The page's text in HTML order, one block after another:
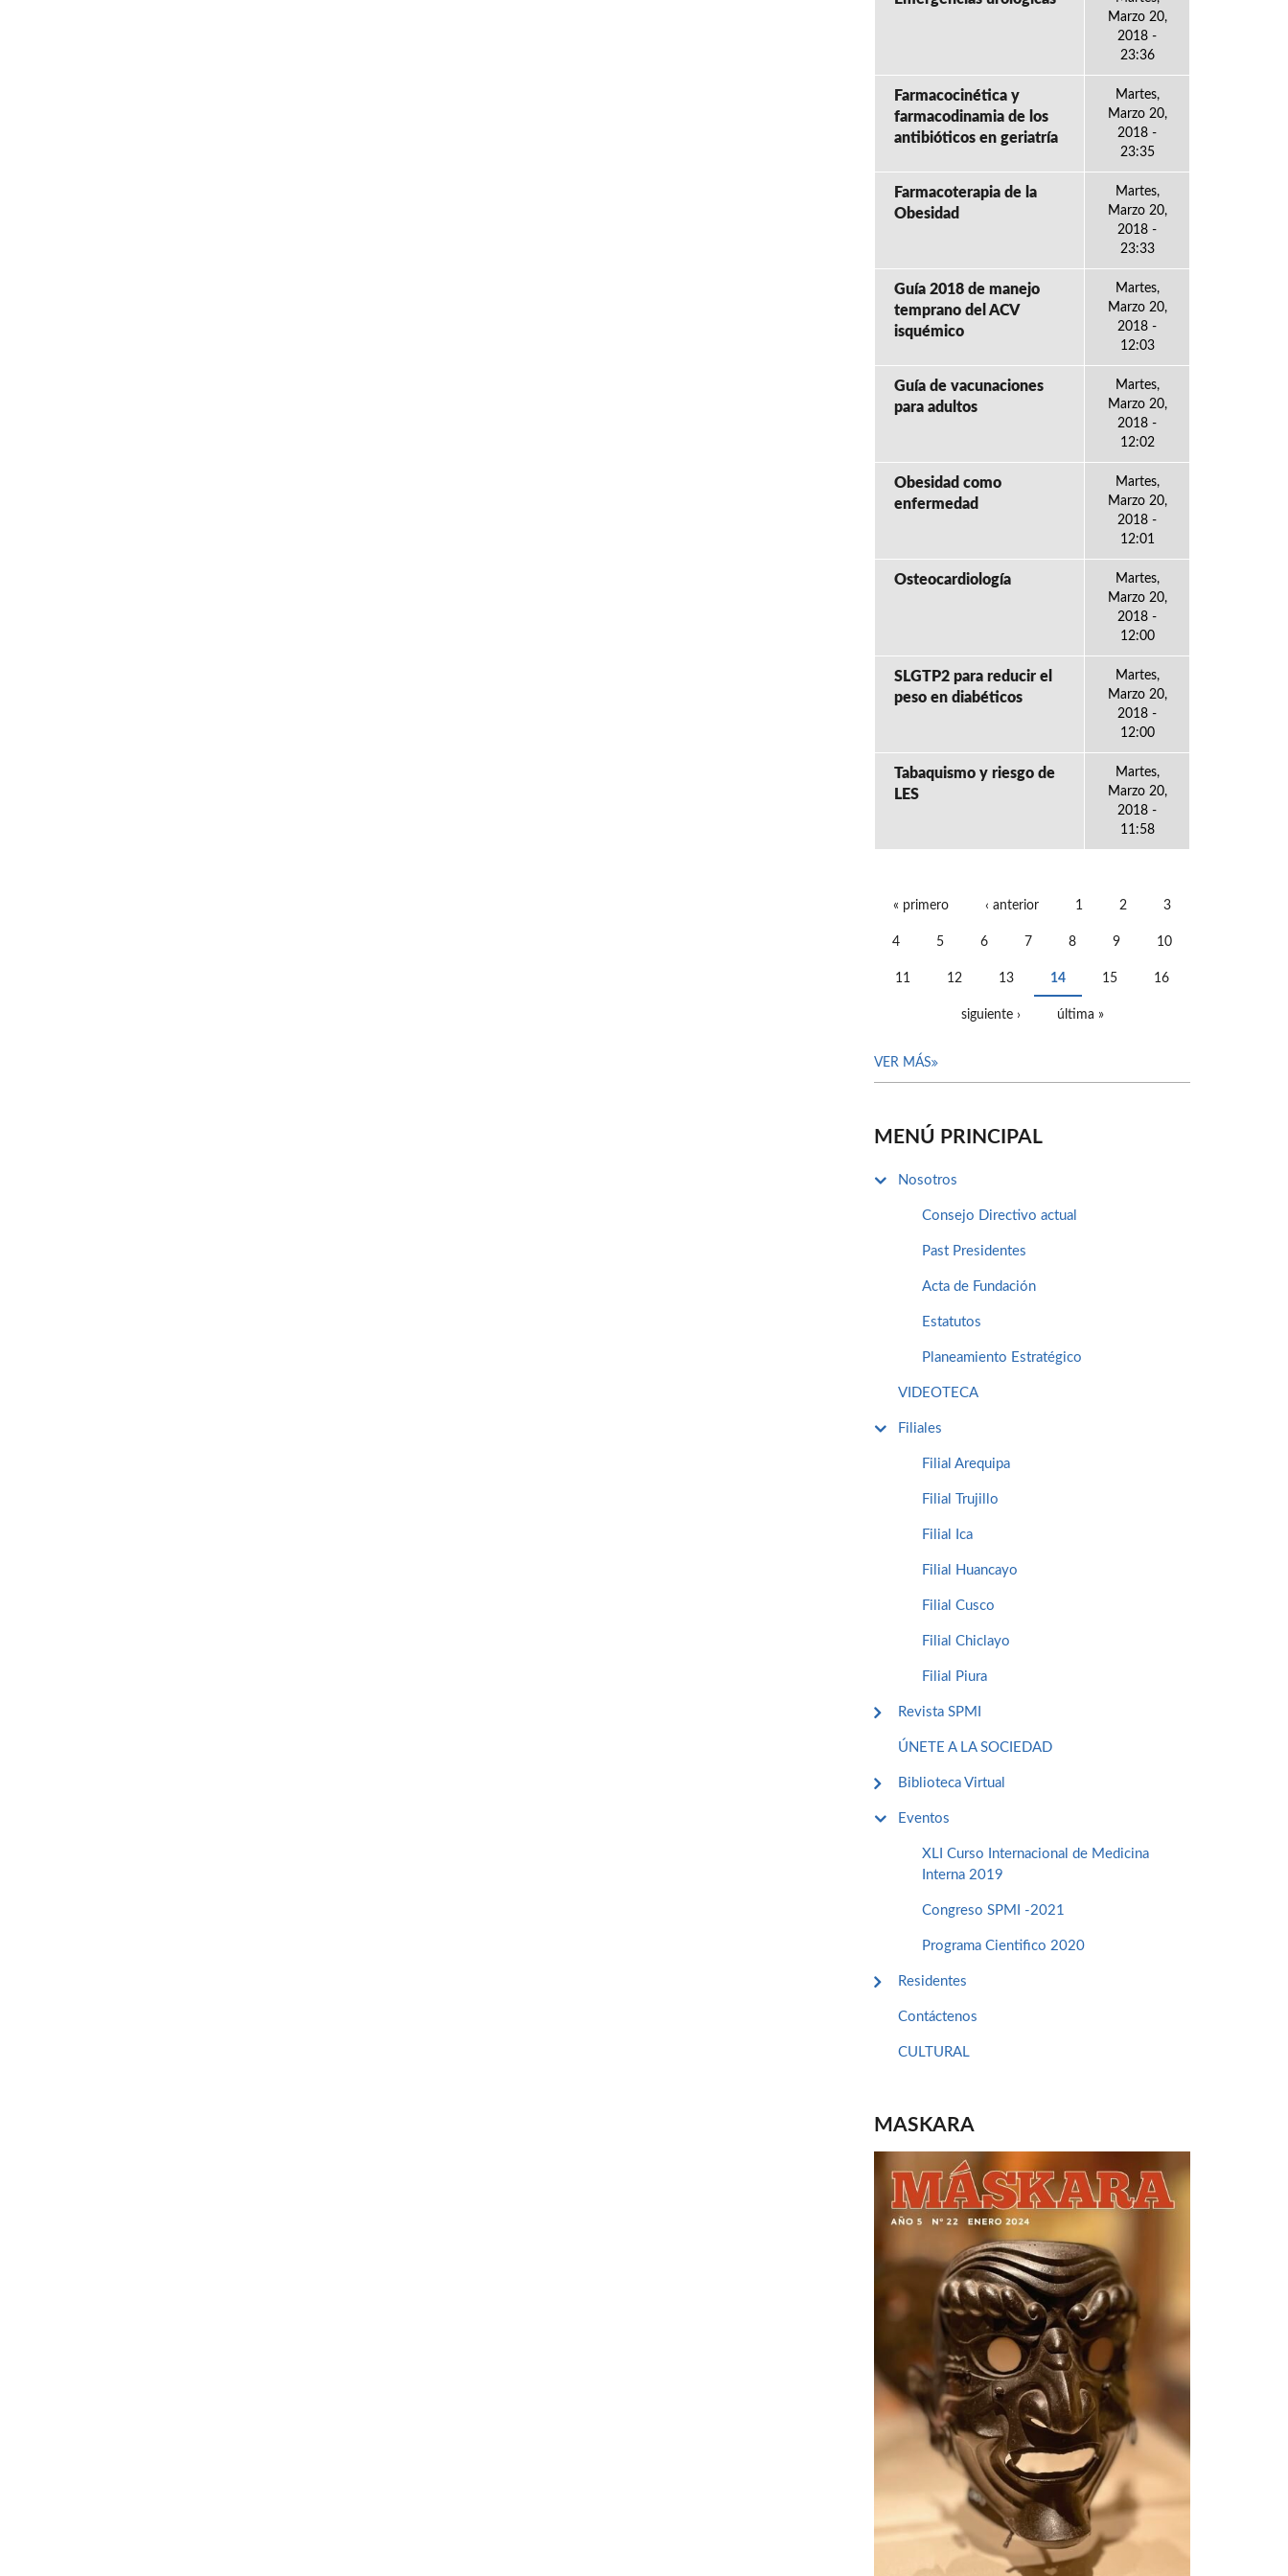
Marzo 20,
2018 -
23:36
Farmacocinética y
farmacodinamia de los
antibióticos en geriatría
Martes,
Marzo 20,
2018 -
23:35
Farmacoterapia de la
Obesidad
Martes,
Marzo 20,
2018 -
23:33
Guía 2018 de manejo
temprano del ACV
isquémico
Martes,
Marzo 20,
2018 -
12:03
Guía de vacunaciones
para adultos
Martes,
Marzo 20,
2018 -
12:02
Obesidad como
enfermedad
Martes,
Marzo 20,
2018 -
12:01
Osteocardiología
Martes,
Marzo 20,
2018 -
12:00
SLGTP2 para reducir el
peso en diabéticos
Martes,
Marzo 20,
2018 -
12:00
Tabaquismo y riesgo de
LES
Martes,
Marzo 20,
2018 -
11:58
« primero ‹ anterior 1 2 3
4 5 6 7 8 9 10
11 12 13 14 15 16
siguiente › última »
VER MÁS
MENÚ PRINCIPAL
Nosotros
Consejo Directivo actual
Past Presidentes
Acta de Fundación
Estatutos
Planeamiento Estratégico
VIDEOTECA
Filiales
Filial Arequipa
Filial Trujillo
Filial Ica
Filial Huancayo
Filial Cusco
Filial Chiclayo
Filial Piura
Revista SPMI
ÚNETE A LA SOCIEDAD
Biblioteca Virtual
Eventos
XLI Curso Internacional de Medicina
Interna 2019
Congreso SPMI -2021
Programa Cientifico 2020
Residentes
Contáctenos
CULTURAL
MASKARA